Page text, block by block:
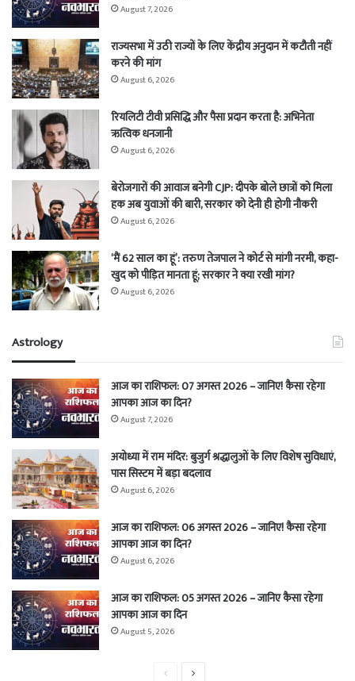
August 7, 2026
राज्यसभा में उठी राज्यों के लिए केंद्रीय अनुदान में कटौती नहीं
करने की मांग
August 6, 2026
रियलिटी टीवी प्रसिद्धि और पैसा प्रदान करता है: अभिनेता
ऋत्विक धनजानी
August 6, 2026
बेरोजगारों की आवाज बनेगी CJP: दीपके बोले छात्रों को मिला
हक अब युवाओं की बारी, सरकार को देनी ही होगी नौकरी
August 6, 2026
‘मैं 62 साल का हूं’: तरुण तेजपाल ने कोर्ट से मांगी नरमी, कहा-
खुद को पीड़ित मानता हूं; सरकार ने क्या रखी मांग?
August 6, 2026
Astrology
आज का राशिफल: 07 अगस्त 2026 – जानिए! कैसा रहेगा
आपका आज का दिन?
August 7, 2026
अयोध्या में राम मंदिर: बुजुर्ग श्रद्धालुओं के लिए विशेष सुविधाएं,
पास सिस्टम में बड़ा बदलाव
August 6, 2026
आज का राशिफल: 06 अगस्त 2026 – जानिए! कैसा रहेगा
आपका आज का दिन?
August 6, 2026
आज का राशिफल: 05 अगस्त 2026 – जानिए कैसा रहेगा
आपका आज का दिन
August 5, 2026
PreviousNext